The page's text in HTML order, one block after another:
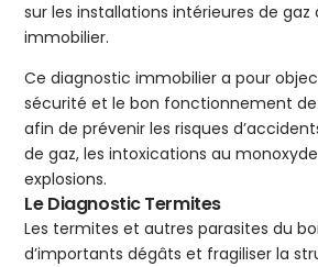
sur les installations intérieures de gaz
immobilier.
Ce diagnostic immobilier a pour
sécurité et le bon fonctionnement
afin de prévenir les risques
de gaz, les intoxications au
explosions.
Le Diagnostic Termites
Les termites et autres parasites du
d’importants dégâts et fragiliser la